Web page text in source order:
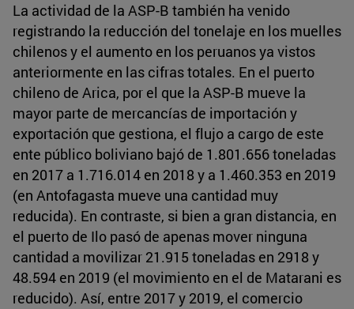
La actividad de la ASP-B también ha venido
registrando la reducción del tonelaje en los muelles
chilenos y el aumento en los peruanos ya vistos
anteriormente en las cifras totales. En el puerto
chileno de Arica, por el que la ASP-B mueve la
mayor parte de mercancías de importación y
exportación que gestiona, el flujo a cargo de este
ente público boliviano bajó de 1.801.656 toneladas
en 2017 a 1.716.014 en 2018 y a 1.460.353 en 2019
(en Antofagasta mueve una cantidad muy
reducida). En contraste, si bien a gran distancia, en
el puerto de Ilo pasó de apenas mover ninguna
cantidad a movilizar 21.915 toneladas en 2918 y
48.594 en 2019 (el movimiento en el de Matarani es
reducido). Así, entre 2017 y 2019, el comercio